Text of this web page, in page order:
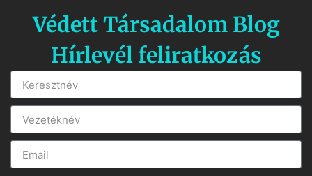
Védett Társadalom Blog
Hírlevél feliratkozás